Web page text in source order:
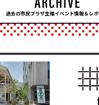
過去の市民プラザ主催イベント情報＆レ